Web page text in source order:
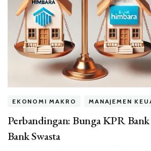
EKONOMI MAKRO MANAJEMEN
Perbandingan: Bunga KPR
Bank Swasta